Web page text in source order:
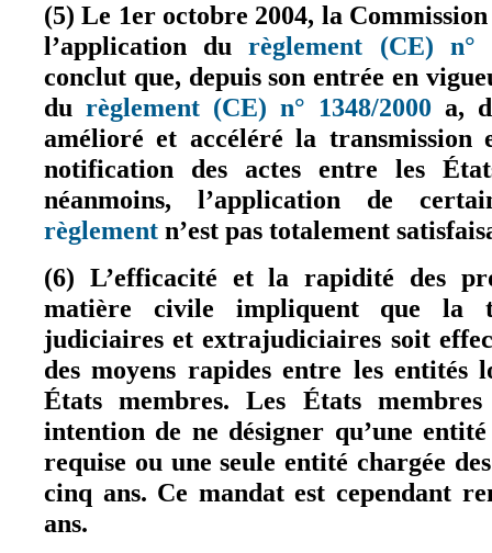
(5) Le 1er octobre 2004, la
l’application durèglement (CE) n°
conclut que, depuis son entrée en
du règlement (CE) n° 1348/2000 (le lien
a,
amélioré et accéléré la
notification des actes entre les
néanmoins, l’application de
règlement (le lien est externe)
n’est pas totalement
(6) L’efficacité et la rapidité des
matière civile impliquent que la
judiciaires et extrajudiciaires soit
des moyens rapides entre les entités
États membres. Les États
intention de ne désigner qu’une
requise ou une seule entité chargée
cinq ans. Ce mandat est cependant
ans.